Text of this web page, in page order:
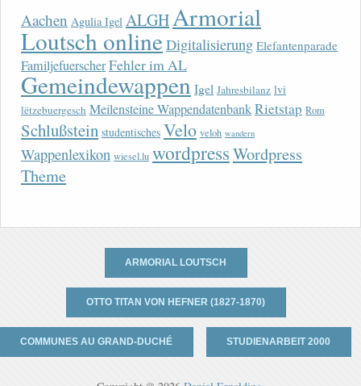
Aachen Agulia Igel ALGHArmorial
Loutsch onlineDigitalisierung Elefantenparade
FamiljefuerscherFehler im AL
Gemeindewappen Igel Jahresbilanz lvi
lëtzebuergesch Meilensteine WappendatenbankRietstap Rom
Schlußstein studentisches Velo veloh wandern
Wappenlexikon wiesel.lu wordpressWordpress
Theme
ARMORIAL LOUTSCH
OTTO TITAN VON HEFNER (1827-1870)
COMMUNES AU GRAND-DUCHÉ STUDIENARBEIT 2000